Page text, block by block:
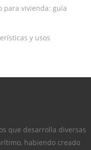
para vivienda: guía
y usos
que desarrolla diversas
habiendo creado